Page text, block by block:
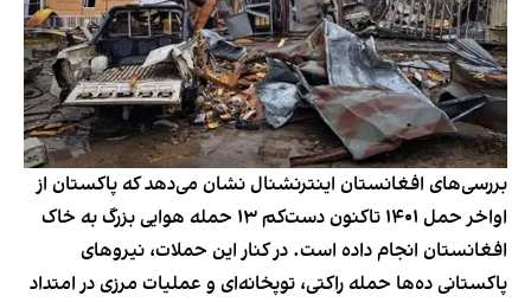
بررسی‌های افغانستان اینترنشنال نشان می‌دهد که پاکستان از
اواخر حمل ۱۴۰۱ تاکنون دست‌کم ۱۳ حمله هوایی بزرگ به خاک
افغانستان انجام داده است. در کنار این حملات، نیروهای
پاکستانی ده‌ها حمله راکتی، توپخانه‌ای و عملیات مرزی در امتداد